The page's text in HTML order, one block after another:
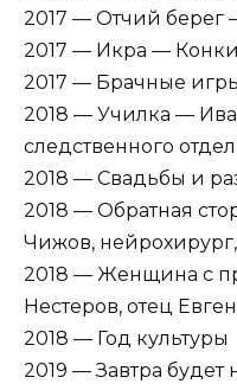
2017 — Отчий берег
2017 — Икра —
2017 — Брачные
2018 — Училка —
следственного
2018 — Свадьбы и
2018 — Обратная
Чижов,
2018 — Женщина с
Нестеров, отец
2018 — Год культуры
2019 — Завтра